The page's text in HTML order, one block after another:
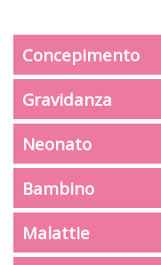
Concepimento
Gravidanza
Neonato
Bambino
Malattie